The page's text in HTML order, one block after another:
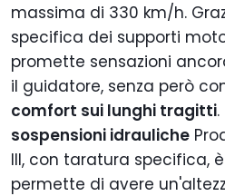
massima di 330 km/h.
specifica dei supporti
promette sensazioni
il guidatore, senza però
comfort sui lunghi tragitti
sospensioni idrauliche
III, con taratura specifica,
permette di avere